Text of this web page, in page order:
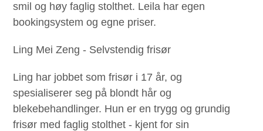
smil og høy faglig stolthet. Leila har egen
bookingsystem og egne priser.
Ling Mei Zeng - Selvstendig frisør
Ling har jobbet som frisør i 17 år, og
spesialiserer seg på blondt hår og
blekebehandlinger. Hun er en trygg og grundig
frisør med faglig stolthet - kjent for sin